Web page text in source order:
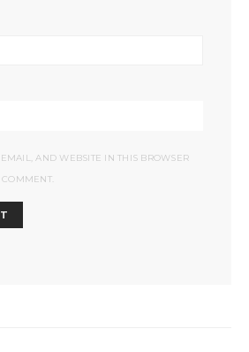
AND WEBSITE IN THIS BROWSER